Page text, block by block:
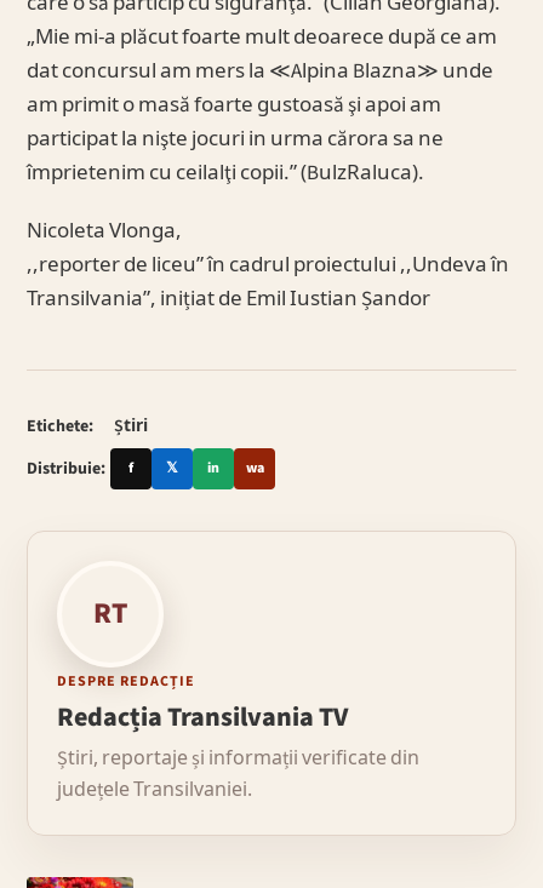
„Mie mi-a plăcut foarte mult deoarece după ce am
dat concursul am mers la ≪Alpina Blazna≫ unde
am primit o masă foarte gustoasă şi apoi am
participat la nişte jocuri in urma cărora sa ne
împrietenim cu ceilalţi copii.” (BulzRaluca).
Nicoleta Vlonga,
,,reporter de liceu” în cadrul proiectului ,,Undeva în
Transilvania”, inițiat de Emil Iustian Șandor
Etichete:
Știri
Distribuie:
f 𝕏 in wa
RT
DESPRE REDACȚIE
Redacția Transilvania TV
Știri, reportaje și informații verificate din
județele Transilvaniei.